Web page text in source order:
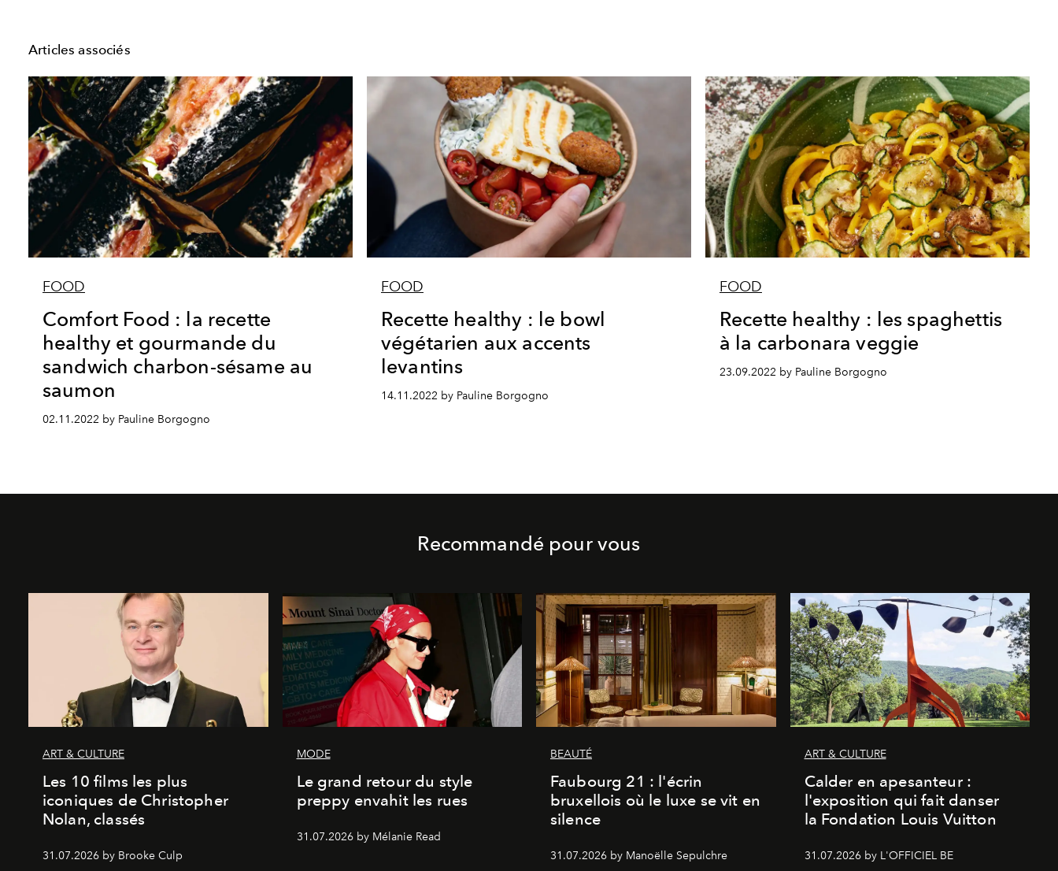
Articles associés
FOOD
Comfort Food : la recette
healthy et gourmande du
sandwich charbon-sésame au
saumon
02.11.2022 by Pauline Borgogno
FOOD
Recette healthy : le bowl
végétarien aux accents
levantins
14.11.2022 by Pauline Borgogno
FOOD
Recette healthy : les spaghettis
à la carbonara veggie
23.09.2022 by Pauline Borgogno
Recommandé pour vous
ART & CULTURE
Les 10 films les plus
iconiques de Christopher
Nolan, classés
31.07.2026 by Brooke Culp
MODE
Le grand retour du style
preppy envahit les rues
31.07.2026 by Mélanie Read
BEAUTÉ
Faubourg 21 : l'écrin
bruxellois où le luxe se vit en
silence
31.07.2026 by Manoëlle Sepulchre
ART & CULTURE
Calder en apesanteur :
l'exposition qui fait danser
la Fondation Louis Vuitton
31.07.2026 by L'OFFICIEL BE